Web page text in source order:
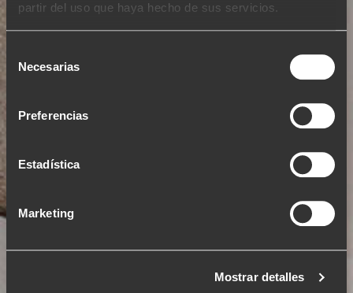
partir del uso que haya hecho de sus servicios.
Necesarias
Preferencias
Estadística
Marketing
Mostrar detalles